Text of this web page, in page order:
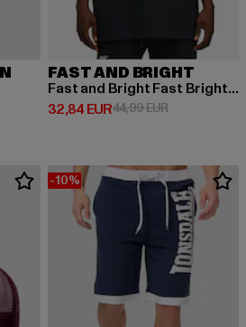
FAST AND BRIGHT
Fast and Bright Fast Bright Tee
32,84 EUR
Prix courant: 32,84 EUR
44,99 EURPrix en
-10%